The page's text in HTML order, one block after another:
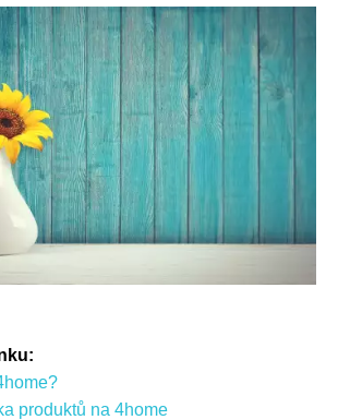
produktů na 4home